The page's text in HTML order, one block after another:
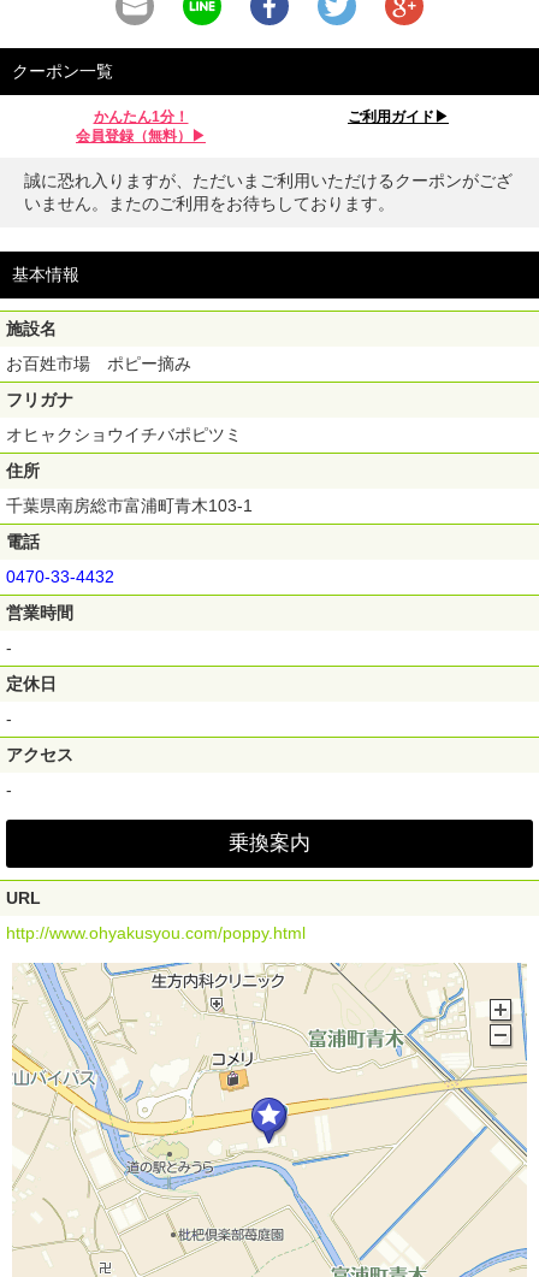
クーポン一覧
かんたん1分！
会員登録（無料）▶︎
ご利用ガイド▶︎
誠に恐れ入りますが、ただいまご利用いただけるクーポンがござ
いません。またのご利用をお待ちしております。
基本情報
施設名
お百姓市場 ポピー摘み
フリガナ
オヒャクショウイチバポピツミ
住所
千葉県南房総市富浦町青木103-1
電話
0470-33-4432
営業時間
-
定休日
-
アクセス
-
乗換案内
URL
http://www.ohyakusyou.com/poppy.html